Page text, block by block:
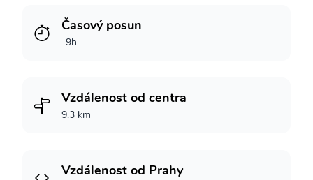
Časový posun
-9h
Vzdálenost od centra
9.3 km
Vzdálenost od Prahy